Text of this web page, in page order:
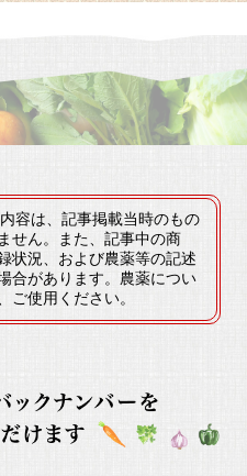
容は、記事掲載当時のもの
せん。また、記事中の商
状況、および農薬等の記述
合があります。農薬につい
ご使用ください。